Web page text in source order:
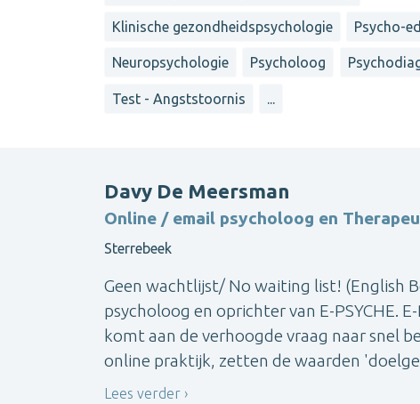
Klinische gezondheidspsychologie Psycho-
Neuropsychologie Psycholoog
Test - Angststoornis ...
Davy De Meersman
Online / email psycholoog en
Sterrebeek
Geen wachtlijst/ No waiting list! (English
psycholoog en oprichter van E-PSYCHE.
komt aan de verhoogde vraag naar snel
online praktijk, zetten de waarden
Lees verder